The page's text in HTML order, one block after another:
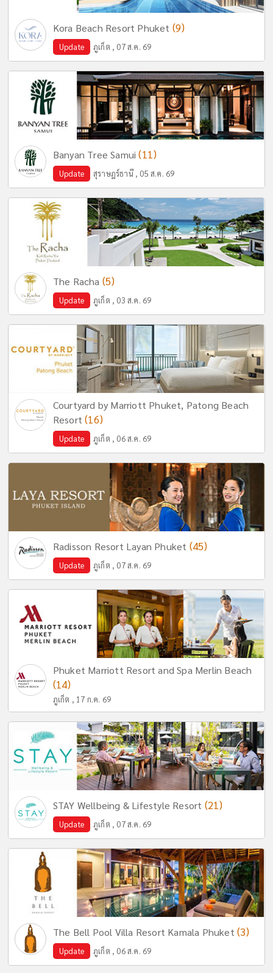
Kora Beach Resort Phuket (9)
Update ภูเก็ต , 07 ส.ค. 69
Banyan Tree Samui(11)
Update สุราษฎร์ธานี , 05 ส.ค. 69
The Racha (5)
Update ภูเก็ต , 03 ส.ค. 69
Courtyard by Marriott Phuket, Patong Beach
Resort(16)
Update ภูเก็ต , 06 ส.ค. 69
Radisson Resort Layan Phuket (45)
Update ภูเก็ต , 07 ส.ค. 69
Phuket Marriott Resort and Spa Merlin Beach
(14)
ภูเก็ต , 17 ก.ค. 69
STAY Wellbeing & Lifestyle Resort (21)
Update ภูเก็ต , 07 ส.ค. 69
The Bell Pool Villa Resort Kamala Phuket (3)
Update ภูเก็ต , 06 ส.ค. 69